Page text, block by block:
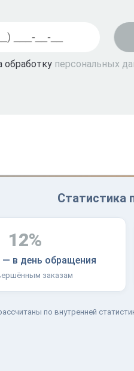
обработку персональных
Статистика
12%
— в день обращения
заказам
по внутренней